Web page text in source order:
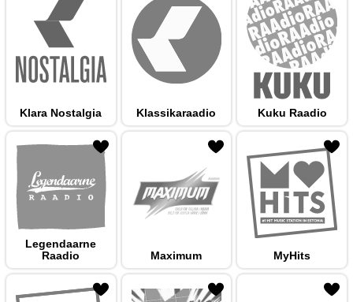
Klara Nostalgia Klassikaraadio Kuku Raadio
Legendaarne
Raadio
Maximum MyHits